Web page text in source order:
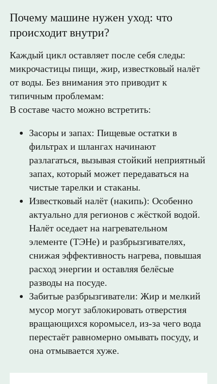
Почему машине нужен уход: что
происходит внутри?
Каждый цикл оставляет после себя следы:
микрочастицы пищи, жир, известковый налёт
от воды. Без внимания это приводит к
типичным проблемам:
В составе часто можно встретить:
Засоры и запах: Пищевые остатки в
фильтрах и шлангах начинают
разлагаться, вызывая стойкий неприятный
запах, который может передаваться на
чистые тарелки и стаканы.
Известковый налёт (накипь): Особенно
актуально для регионов с жёсткой водой.
Налёт оседает на нагревательном
элементе (ТЭНе) и разбрызгивателях,
снижая эффективность нагрева, повышая
расход энергии и оставляя белёсые
разводы на посуде.
Забитые разбрызгиватели: Жир и мелкий
мусор могут заблокировать отверстия
вращающихся коромысел, из-за чего вода
перестаёт равномерно омывать посуду, и
она отмывается хуже.